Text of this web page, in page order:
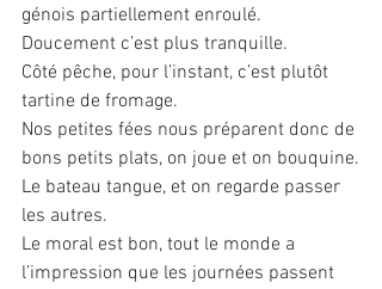
génois partiellement enroulé.
Doucement c’est plus tranquille.
Côté pêche, pour l’instant, c’est plutôt
tartine de fromage.
Nos petites fées nous préparent donc de
bons petits plats, on joue et on bouquine.
Le bateau tangue, et on regarde passer
les autres.
Le moral est bon, tout le monde a
l’impression que les journées passent